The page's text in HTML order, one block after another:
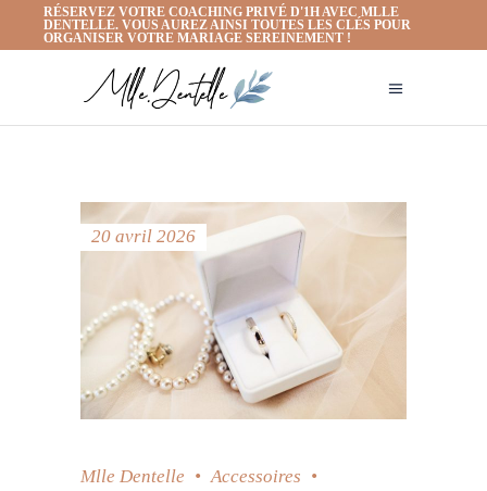
RÉSERVEZ VOTRE COACHING PRIVÉ D'1H AVEC MLLE
DENTELLE. VOUS AUREZ AINSI TOUTES LES CLÉS POUR
ORGANISER VOTRE MARIAGE SEREINEMENT !
20 avril 2026
Mlle Dentelle
Accessoires